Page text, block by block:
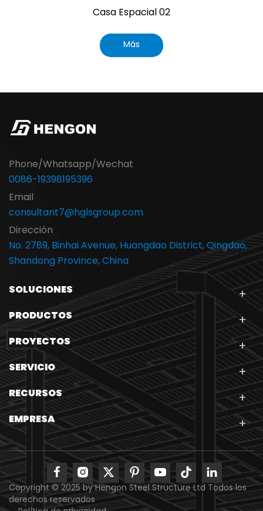
Casa Espacial 02
Más
Phone/Whatsapp/Wechat
0086-19398195396
Email
consultant7@hglsgroup.com
Dirección
No. 2789, Binhai Avenue, Huangdao District, Qingdao,
Shandong Province, China
SOLUCIONES
PRODUCTOS
PROYECTOS
SERVICIO
RECURSOS
EMPRESA
Copyright © 2025 by Hengon Steel Structure Ltd Todos los
derechos reservados